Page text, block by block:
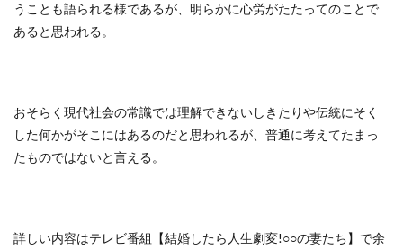
うことも語られる様であるが、明らかに心労がたたってのことで
あると思われる。
おそらく現代社会の常識では理解できないしきたりや伝統にそく
した何かがそこにはあるのだと思われるが、普通に考えてたまっ
たものではないと言える。
詳しい内容はテレビ番組【結婚したら人生劇変!○○の妻たち】で余